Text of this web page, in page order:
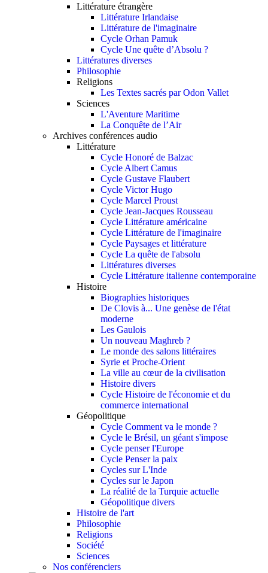
Littérature étrangère
Littérature Irlandaise
Littérature de l'imaginaire
Cycle Orhan Pamuk
Cycle Une quête d’Absolu ?
Littératures diverses
Philosophie
Religions
Les Textes sacrés par Odon Vallet
Sciences
L'Aventure Maritime
La Conquête de l’Air
Archives conférences audio
Littérature
Cycle Honoré de Balzac
Cycle Albert Camus
Cycle Gustave Flaubert
Cycle Victor Hugo
Cycle Marcel Proust
Cycle Jean-Jacques Rousseau
Cycle Littérature américaine
Cycle Littérature de l'imaginaire
Cycle Paysages et littérature
Cycle La quête de l'absolu
Littératures diverses
Cycle Littérature italienne contemporaine
Histoire
Biographies historiques
De Clovis à... Une genèse de l'état
moderne
Les Gaulois
Un nouveau Maghreb ?
Le monde des salons littéraires
Syrie et Proche-Orient
La ville au cœur de la civilisation
Histoire divers
Cycle Histoire de l'économie et du
commerce international
Géopolitique
Cycle Comment va le monde ?
Cycle le Brésil, un géant s'impose
Cycle penser l'Europe
Cycle Penser la paix
Cycles sur L'Inde
Cycles sur le Japon
La réalité de la Turquie actuelle
Géopolitique divers
Histoire de l'art
Philosophie
Religions
Société
Sciences
Nos conférenciers